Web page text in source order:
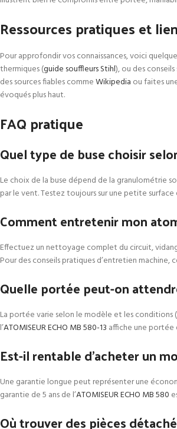
Ressources pratiques et
Pour approfondir vos connaissances, voici
thermiques (guide souffleurs Stihl), ou des
des sources fiables commeWikipedia ou faites
évoqués plus haut.
FAQ pratique
Quel type de buse choisir
Le choix de la buse dépend de la granulométrie
par le vent. Testez toujours sur une petite
Comment entretenir mon
Effectuez un nettoyage complet du circuit,
Pour des conseils pratiques d’entretien
Quelle portée peut-on
La portée varie selon le modèle et les conditions
l’ATOMISEUR ECHO MB 580-13 affiche une portée
Est-il rentable d’acheter un
Une garantie longue peut représenter une
garantie de 5 ans de l’ATOMISEUR ECHO MB 580
Où trouver des pièces